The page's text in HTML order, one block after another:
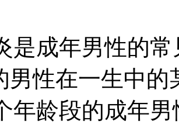
是成年男性的
男性在一生中
年龄段的成年